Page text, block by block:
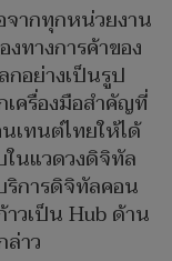
ากทุกหน่วยงาน
ทางการค้าของ
อย่างเป็นรูป
เครื่องมือสำคัญที่
เทนต์ไทยให้ได้
นแวดวงดิจิทัล
การดิจิทัลคอน
วเป็น Hub ด้าน
าว